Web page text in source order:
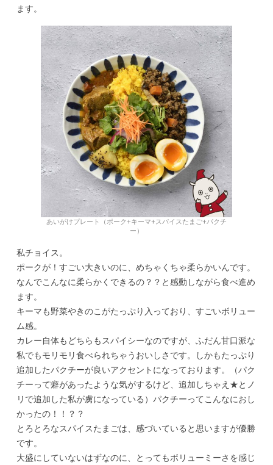
ます。
あいがけプレート（ポーク+キーマ+スパイスたまご+パクチ
ー）
私チョイス。
ポークが！すごい大きいのに、めちゃくちゃ柔らかいんです。
なんでこんなに柔らかくできるの？？と感動しながら食べ進め
ます。
キーマも野菜やきのこがたっぷり入っており、すごいボリュー
ム感。
カレー自体もどちらもスパイシーなのですが、ふだん甘口派な
私でもモリモリ食べられちゃうおいしさです。しかもたっぷり
追加したパクチーが良いアクセントになっております。（パク
チーって癖があったような気がするけど、追加しちゃえ★とノ
リで追加した私が虜になっている）パクチーってこんなにおし
かったの！！？？
とろとろなスパイスたまごは、感づいていると思いますが優勝
です。
大盛にしていないはずなのに、とってもボリューミーさを感じ